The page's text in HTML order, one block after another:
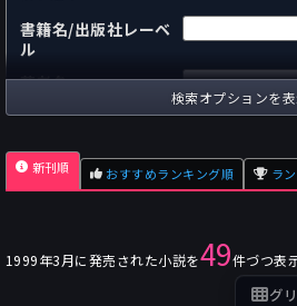
書籍名/出版社レーベ
ル
著者名
国内
海
出版社
フォーマット
単行本
～
検索オプションを
新刊順 おすすめランキング順 ラ
1999年3月に発売された小説を49件づつ表
グ